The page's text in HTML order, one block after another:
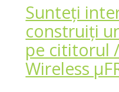
Sunteți
construiți
pe cititorul
Wireless